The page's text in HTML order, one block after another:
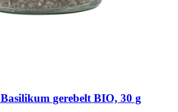
Basilikum gerebelt BIO, 30 g